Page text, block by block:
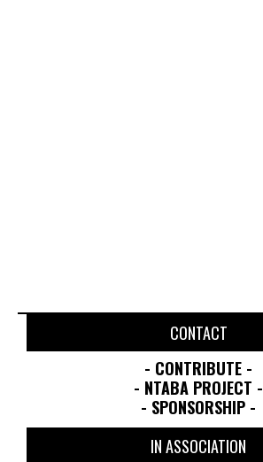
CONTACT
- CONTRIBUTE -
- NTABA PROJECT -
- SPONSORSHIP -
IN ASSOCIATION